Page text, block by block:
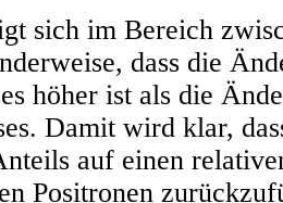
sich im Bereich
dass die
höher ist als die
Damit wird klar,
auf einen
Positronen